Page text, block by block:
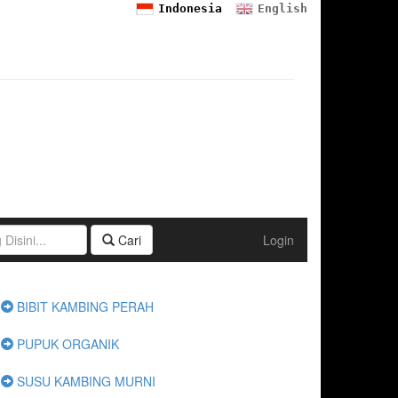
English
Indonesia
Cari Login
BIBIT KAMBING PERAH
PUPUK ORGANIK
SUSU KAMBING MURNI